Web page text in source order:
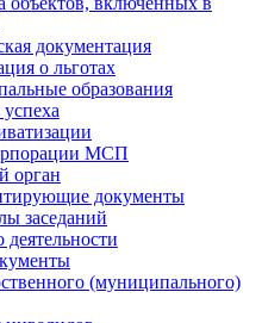
документация
о льготах
образования
МСП
орган
документы
заседаний
(муниципального)